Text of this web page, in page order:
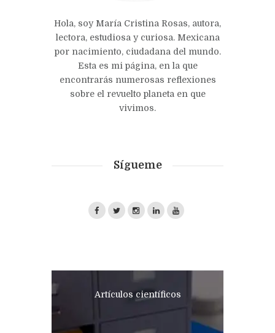
Hola, soy María Cristina Rosas, autora,
lectora, estudiosa y curiosa. Mexicana
por nacimiento, ciudadana del mundo.
Esta es mi página, en la que
encontrarás numerosas reflexiones
sobre el revuelto planeta en que
vivimos.
Sígueme
Artículos científicos